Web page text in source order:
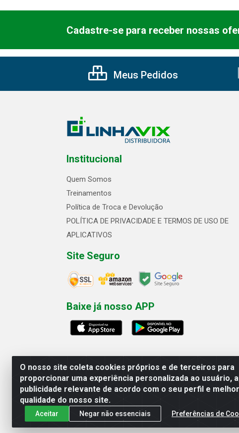
O nosso site coleta cookies próprios e de terceiros para
proporcionar uma experiência personalizada ao usuário,
publicidade relevante de acordo com o seu perfil e
qualidade do nosso site.
Aceitar Negar não essenciais Preferências de
Cadastre-se para receber nossas
Meus Pedidos
Institucional
Quem Somos
Treinamentos
Política de Troca e Devolução
POLÍTICA DE PRIVACIDADE E TERMOS DE USO DE
APLICATIVOS
Site Seguro
Baixe já nosso APP
Linhavix Distribuidora LTDA - Avenida